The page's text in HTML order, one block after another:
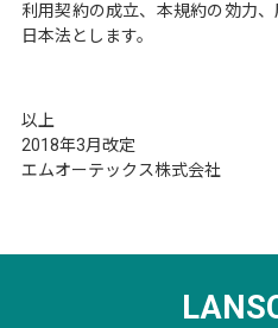
利用契約の成立、本規約の効力
日本法とします。
以上
2018年3月改定
エムオーテックス株式会社